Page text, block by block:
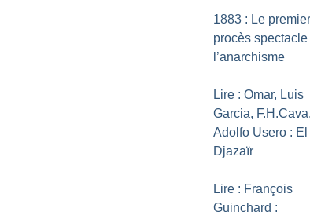
1883 : Le premier
procès spectacle
l’anarchisme
Lire : Omar, Luis
Garcia, F.H.Cava,
Adolfo Usero : El
Djazaïr
Lire : François
Guinchard :